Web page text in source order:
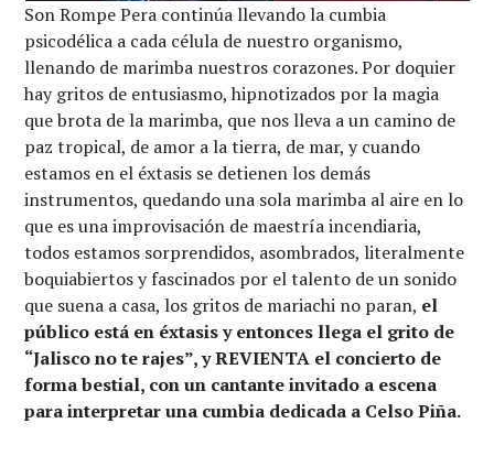
Son Rompe Pera continúa llevando la cumbia
psicodélica a cada célula de nuestro organismo,
llenando de marimba nuestros corazones. Por doquier
hay gritos de entusiasmo, hipnotizados por la magia
que brota de la marimba, que nos lleva a un camino de
paz tropical, de amor a la tierra, de mar, y cuando
estamos en el éxtasis se detienen los demás
instrumentos, quedando una sola marimba al aire en lo
que es una improvisación de maestría incendiaria,
todos estamos sorprendidos, asombrados, literalmente
boquiabiertos y fascinados por el talento de un sonido
que suena a casa, los gritos de mariachi no paran, el
público está en éxtasis y entonces llega el grito de
“Jalisco no te rajes”, y REVIENTA el concierto de
forma bestial, con un cantante invitado a escena
para interpretar una cumbia dedicada a Celso Piña.